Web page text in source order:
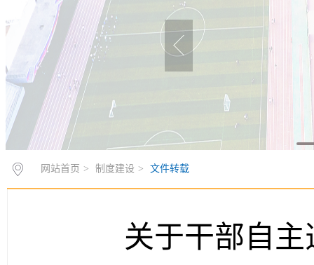
网站首页 > 制度建设 > 文件转载
关于干部自